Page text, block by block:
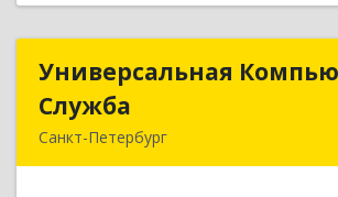
Универсальная
Служба
Санкт-Петербург
Универсальная